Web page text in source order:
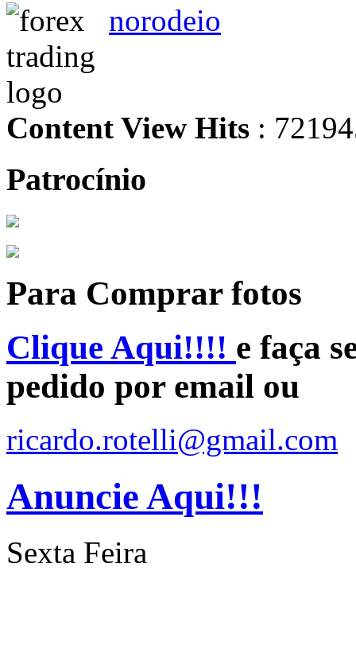
norodeio
Content View Hits :
Patrocínio
Para Comprar fotos
Clique Aqui!!!! e faça
pedido por email ou
ricardo.rotelli@gmail.com
Anuncie Aqui!!!
Sexta Feira